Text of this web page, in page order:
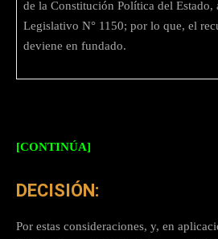
de la Constitución Política del Estado,
Legislativo N° 1150; por lo que, el
deviene en fundado.
[CONTINÚA]
DECISIÓN:
Por estas consideraciones, y, en